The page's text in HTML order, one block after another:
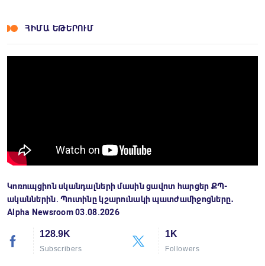
ՀԻՄԱ ԵԹԵՐՈՒՄ
Կոռուպցիոն սկանդալների մասին ցավոտ հարցեր ՔՊ-
ականներին. Պուտինը կշարունակի պատժամիջոցները․
Alpha Newsroom 03.08.2026
128.9K
Subscribers
1K
Followers